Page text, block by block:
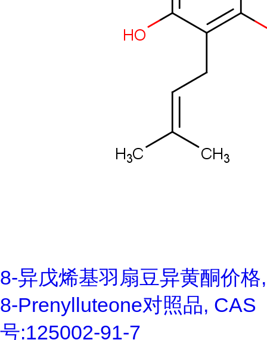
8-异戊烯基羽扇豆异黄酮价格,
8-Prenylluteone对照品, CAS
号:125002-91-7